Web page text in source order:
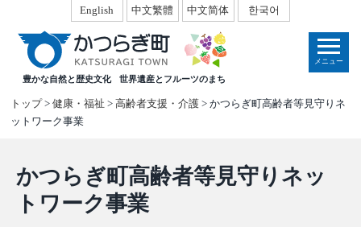
豊かな自然と歴史文化 世界遺産とフルーツのまち
English 中文繁體 中文简体 한국어
メニュー
トップ>健康・福祉 >高齢者支援・介護 > かつらぎ町高齢者等見守りネ
ットワーク事業
かつらぎ町高齢者等見守りネッ
トワーク事業